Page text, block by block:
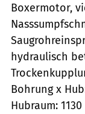
Boxermotor,
hydraulisch
Bohrung x
Hubraum: 1130